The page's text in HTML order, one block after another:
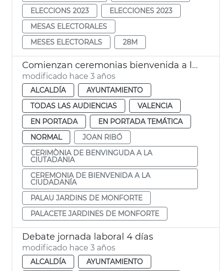
ELECCIONS 2023
ELECCIONES 2023
MESAS ELECTORALES
MESES ELECTORALS
28M
Comienzan ceremonias bienvenida a la ciudadanía
modificado hace 3 años
ALCALDÍA
AYUNTAMIENTO
TODAS LAS AUDIENCIAS
VALENCIA
EN PORTADA
EN PORTADA TEMÁTICA
NORMAL
JOAN RIBÓ
CERIMÒNIA DE BENVINGUDA A LA
CIUTADANIA
CEREMONIA DE BIENVENIDA A LA
CIUDADANÍA
PALAU JARDINS DE MONFORTE
PALACETE JARDINES DE MONFORTE
Debate jornada laboral 4 días
modificado hace 3 años
ALCALDÍA
AYUNTAMIENTO